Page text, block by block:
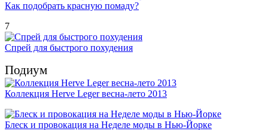
Как подобрать красную помаду?
7
Спрей для быстрого похудения
Подиум
Коллекция Herve Leger весна-лето 2013
Блеск и провокация на Неделе моды в Нью-Йорке